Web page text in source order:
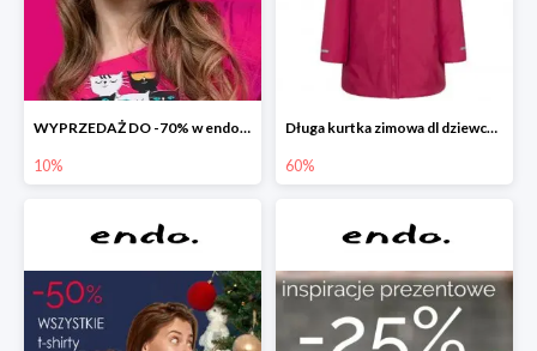
WYPRZEDAŻ DO -70% w endo.pl
10%
Długa kurtka zimowa dl dziewczynki
60%